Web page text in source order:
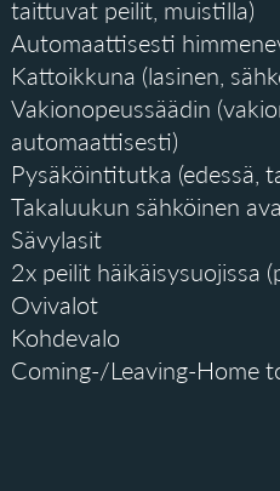
taittuvat peilit, muistilla)
Automaattisesti
Kattoikkuna (lasinen,
Vakionopeussäädin
automaattisesti)
Pysäköintitutka (edessä,
Takaluukun sähköinen
Sävylasit
2x peilit häikäisysuojissa
Ovivalot
Kohdevalo
Coming-/Leaving-Home